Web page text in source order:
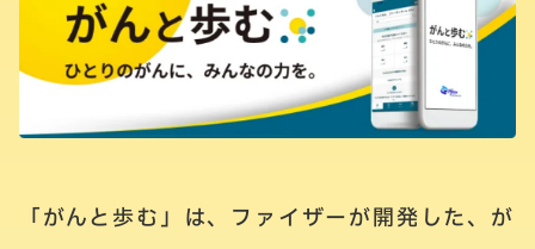
「がんと歩む」は、ファイザーが開発した、が